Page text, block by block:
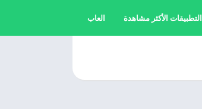
التطبيقات الأكثر مشاهدة العاب